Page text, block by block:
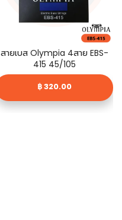
สายเบส Olympia 4สาย EBS-
415 45/105
฿ 320.00